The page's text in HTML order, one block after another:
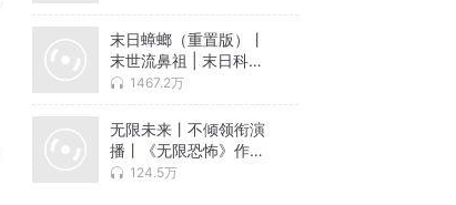
末日蟑螂（重置版）丨
末世流鼻祖 | 末日科幻 |
丧尸生存 | 多人有声剧
1467.2万
无限未来丨不倾领衔演
播丨《无限恐怖》作者
原著|多人有声剧
124.5万